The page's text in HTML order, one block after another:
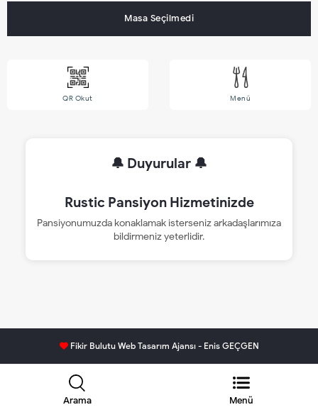
Masa Seçilmedi
QR Okut Menü
🔔 Duyurular 🔔
Rustic Pansiyon Hizmetinizde
Pansiyonumuzda konaklamak isterseniz arkadaşlarımıza
bildirmeniz yeterlidir.
Fikir Bulutu Web Tasarım Ajansı - Enis GEÇGEN
Arama Menü